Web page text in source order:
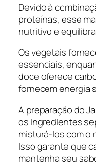
Devido à
proteínas, esse
nutritivo e
Os vegetais
essenciais,
doce oferece
fornecem energia
A preparação do
os ingredientes
misturá-los com o
Isso garante que
mantenha seu